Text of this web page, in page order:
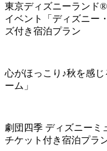
東京ディズニーランド
イベント「ディズニー
ズ付き宿泊プラン
心がほっこり♪秋を感
ーム」
劇団四季 ディズニーミ
チケット付き宿泊プラ